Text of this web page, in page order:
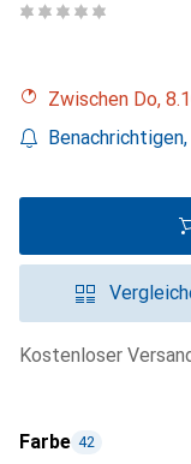
Zwischen Do,
kostenloser
Farbe 42